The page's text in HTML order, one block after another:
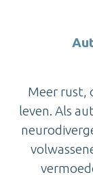
Meer rust,
leven. Als